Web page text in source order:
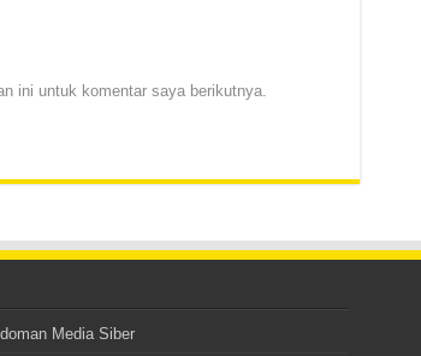
ini untuk komentar saya berikutnya.
Media Siber